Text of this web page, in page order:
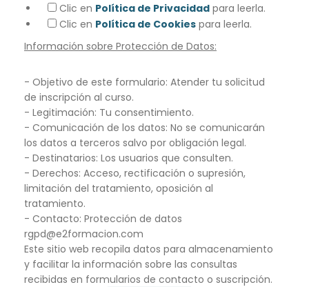
Clic en Política de Privacidad para leerla.
Clic en Política de Cookies para leerla.
Información sobre Protección de Datos:
- Objetivo de este formulario: Atender tu solicitud
de inscripción al curso.
- Legitimación: Tu consentimiento.
- Comunicación de los datos: No se comunicarán
los datos a terceros salvo por obligación legal.
- Destinatarios: Los usuarios que consulten.
- Derechos: Acceso, rectificación o supresión,
limitación del tratamiento, oposición al
tratamiento.
- Contacto: Protección de datos
rgpd@e2formacion.com
Este sitio web recopila datos para almacenamiento
y facilitar la información sobre las consultas
recibidas en formularios de contacto o suscripción.